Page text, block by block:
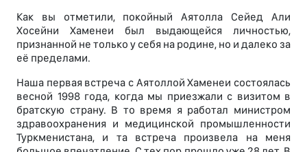
Как вы отметили, покойный Аятолла Сейед Али
Хосейни Хаменеи был выдающейся личностью,
признанной не только у себя на родине, но и далеко за
её пределами.
Наша первая встреча с Аятоллой Хаменеи состоялась
весной 1998 года, когда мы приезжали с визитом в
братскую страну. В то время я работал министром
здравоохранения и медицинской промышленности
Туркменистана, и та встреча произвела на меня